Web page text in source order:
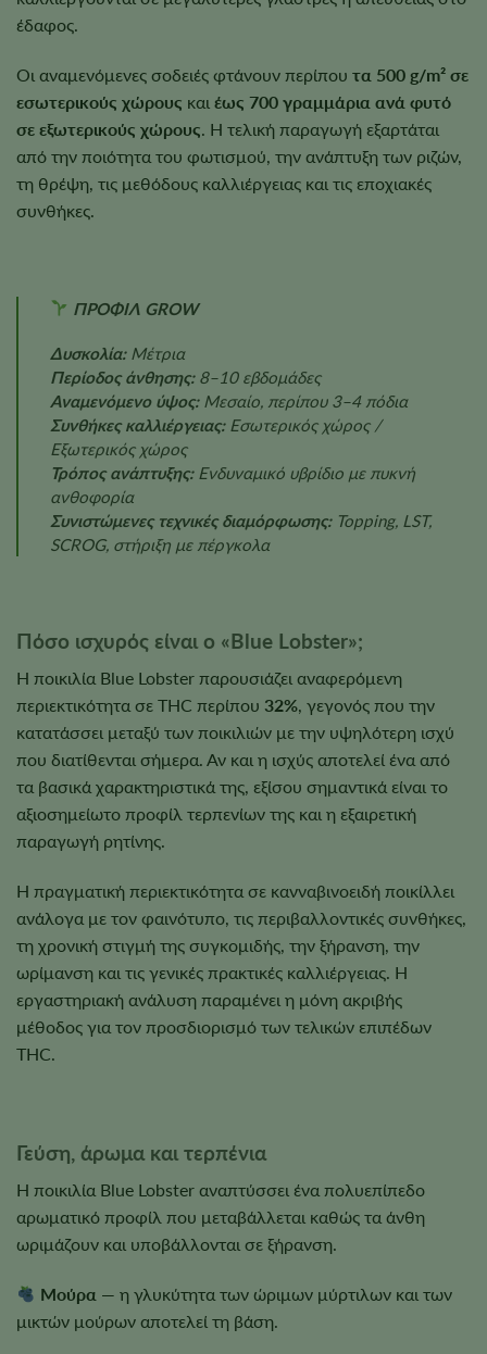
έδαφος.
Οι αναμενόμενες σοδειές φτάνουν περίπου τα 500 g/m² σε
εσωτερικούς χώρους και έως 700 γραμμάρια ανά φυτό
σε εξωτερικούς χώρους. Η τελική παραγωγή εξαρτάται
από την ποιότητα του φωτισμού, την ανάπτυξη των ριζών,
τη θρέψη, τις μεθόδους καλλιέργειας και τις εποχιακές
συνθήκες.
ΠΡΟΦΙΛ GROW
Δυσκολία:Μέτρια
Περίοδος άνθησης:8–10 εβδομάδες
Αναμενόμενο ύψος:Μεσαίο, περίπου 3–4 πόδια
Συνθήκες καλλιέργειας:Εσωτερικός χώρος /
Εξωτερικός χώρος
Τρόπος ανάπτυξης:Ενδυναμικό υβρίδιο με πυκνή
ανθοφορία
Συνιστώμενες τεχνικές διαμόρφωσης:Topping, LST,
SCROG, στήριξη με πέργκολα
Πόσο ισχυρός είναι ο «Blue Lobster»;
Η ποικιλία Blue Lobster παρουσιάζει αναφερόμενη
περιεκτικότητα σε THC περίπου 32%, γεγονός που την
κατατάσσει μεταξύ των ποικιλιών με την υψηλότερη ισχύ
που διατίθενται σήμερα. Αν και η ισχύς αποτελεί ένα από
τα βασικά χαρακτηριστικά της, εξίσου σημαντικά είναι το
αξιοσημείωτο προφίλ τερπενίων της και η εξαιρετική
παραγωγή ρητίνης.
Η πραγματική περιεκτικότητα σε κανναβινοειδή ποικίλλει
ανάλογα με τον φαινότυπο, τις περιβαλλοντικές συνθήκες,
τη χρονική στιγμή της συγκομιδής, την ξήρανση, την
ωρίμανση και τις γενικές πρακτικές καλλιέργειας. Η
εργαστηριακή ανάλυση παραμένει η μόνη ακριβής
μέθοδος για τον προσδιορισμό των τελικών επιπέδων
THC.
Γεύση, άρωμα και τερπένια
Η ποικιλία Blue Lobster αναπτύσσει ένα πολυεπίπεδο
αρωματικό προφίλ που μεταβάλλεται καθώς τα άνθη
ωριμάζουν και υποβάλλονται σε ξήρανση.
Μούρα — η γλυκύτητα των ώριμων μύρτιλων και των
μικτών μούρων αποτελεί τη βάση.